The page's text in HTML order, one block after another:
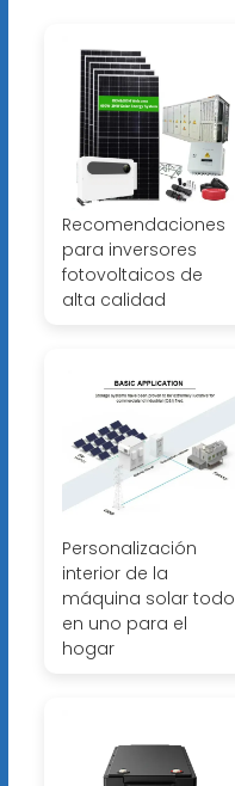
Recomendaciones
para inversores
fotovoltaicos de
alta calidad
Personalización
interior de la
máquina solar todo
en uno para el
hogar